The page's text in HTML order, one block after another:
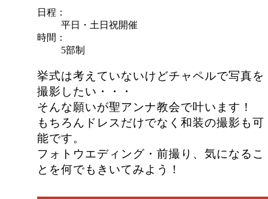
日程
平日・土日祝開催
時間
5部制
挙式は考えていないけどチャペルで写真を
撮影したい・・・
そんな願いが聖アンナ教会で叶います！
もちろんドレスだけでなく和装の撮影も可
能です。
フォトウエディング・前撮り、気になるこ
とを何でもきいてみよう！